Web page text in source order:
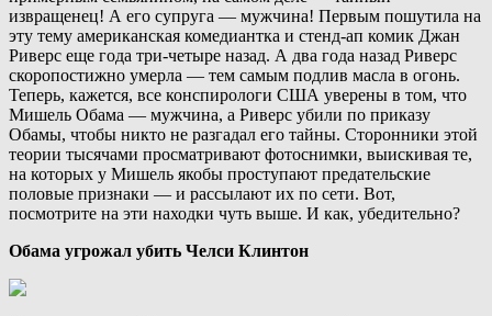
извращенец! А его супруга — мужчина! Первым пошутила на
эту тему американская комедиантка и стенд-ап комик Джан
Риверс еще года три-четыре назад. А два года назад Риверс
скоропостижно умерла — тем самым подлив масла в огонь.
Теперь, кажется, все конспирологи США уверены в том, что
Мишель Обама — мужчина, а Риверс убили по приказу
Обамы, чтобы никто не разгадал его тайны. Сторонники этой
теории тысячами просматривают фотоснимки, выискивая те,
на которых у Мишель якобы проступают предательские
половые признаки — и рассылают их по сети. Вот,
посмотрите на эти находки чуть выше. И как, убедительно?
Обама угрожал убить Челси Клинтон